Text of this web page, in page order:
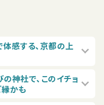
感する、京都の上
神社で、このイチョ
かも